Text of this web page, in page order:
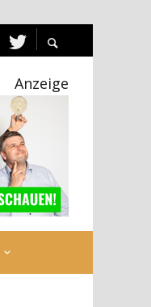
Anzeige